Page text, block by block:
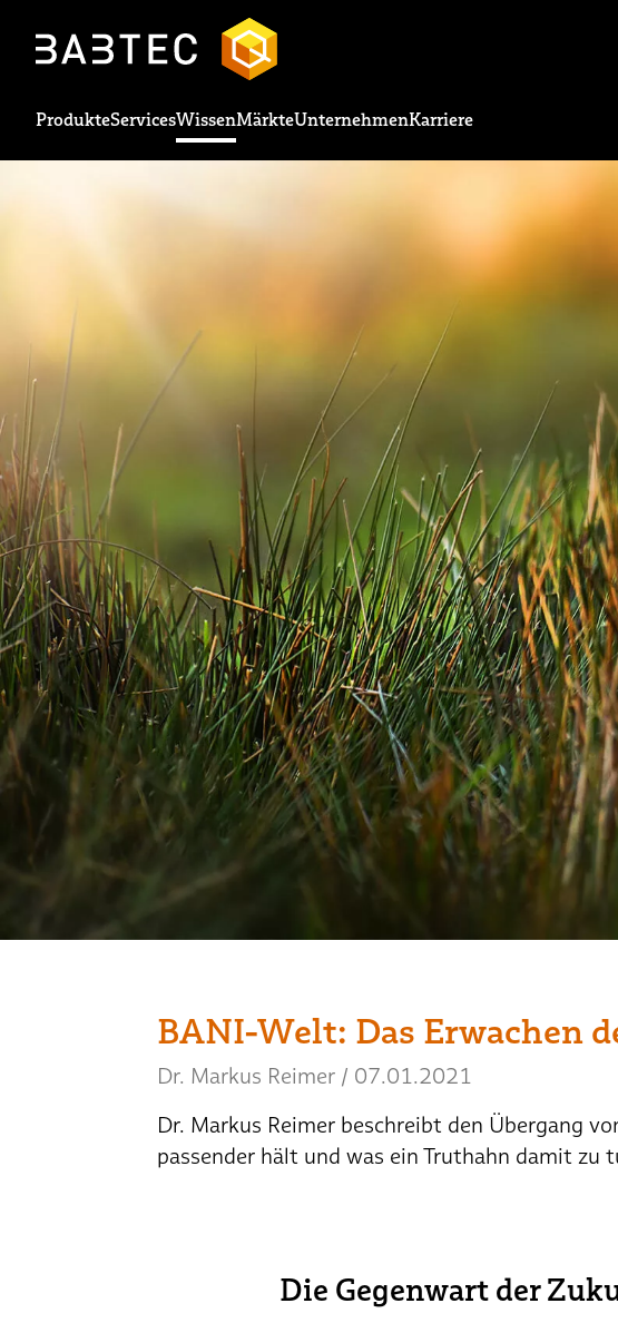
ProdukteServicesWissenMärkteUnternehmenKarriere
BANI-Welt: Das Erwachen
Dr. Markus Reimer / 07.01.2021
Dr. Markus Reimer beschreibt den Übergang
passender hält und was ein Truthahn damit zu
Die Gegenwart der